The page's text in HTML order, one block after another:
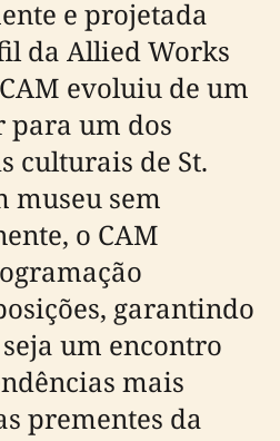
e projetada
da Allied Works
evoluiu de um
para um dos
culturais de St.
museu sem
o CAM
garantindo
um encontro
mais
prementes da